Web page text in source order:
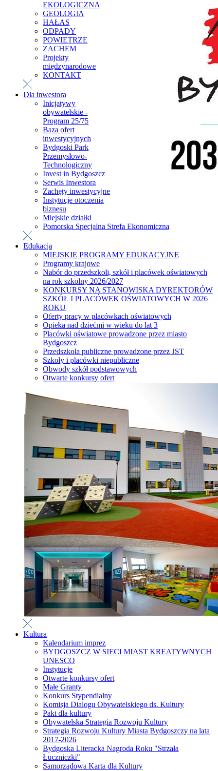
EKOLOGICZNA
GEOLOGIA
HAŁAS
ODPADY
POWIETRZE
ZACHEM
Projekty
międzynarodowe
KONTAKT
Dla inwestora
Inicjatywy
obywatelskie -
Program 25/75
Baza ofert
inwestycyjnych
Bydgoski Park
Przemysłowo-
Technologiczny
Invest in Bydgoszcz
Serwis Inwestora
Zachęty inwestycyjne
Instytucje otoczenia
biznesu
Miejskie działki
Pomorska Specjalna Strefa Ekonomiczna
Edukacja
MIEJSKIE PROGRAMY EDUKACYJNE
Programy krajowe
Nabór do przedszkoli, szkół i placówek oświatowych
na rok szkolny 2026/2027
KONKURSY NA STANOWISKA DYREKTORÓW
SZKÓŁ I PLACÓWEK OŚWIATOWYCH W 2026
ROKU
Oferty pracy w placówkach oświatowych
Opieka nad dziećmi w wieku do lat 3
Placówki oświatowe prowadzone przez miasto
Bydgoszcz
Przedszkola publiczne prowadzone przez JST
Szkoły i placówki niepubliczne
Obwody szkół podstawowych
Otwarte konkursy ofert
Kultura
Kalendarium imprez
BYDGOSZCZ W SIECI MIAST KREATYWNYCH
UNESCO
Instytucje
Otwarte konkursy ofert
Małe Granty
Konkurs Stypendialny
Komisja Dialogu Obywatelskiego ds. Kultury
Pakt dla kultury
Obywatelska Strategia Rozwoju Kultury
Strategia Rozwoju Kultury Miasta Bydgoszczy na lata
2017-2026
Bydgoska Literacka Nagroda Roku "Strzała
Łuczniczki"
Samorządowa Karta dla Kultury